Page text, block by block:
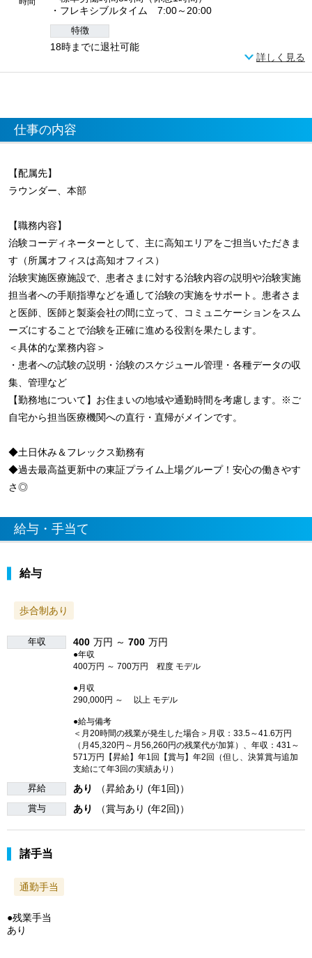
・フレキシブルタイム 7:00～20:00
特徴
18時までに退社可能
詳しく見る
仕事の内容
【配属先】
ラウンダー、本部
【職務内容】
治験コーディネーターとして、主に高知エリアをご担当いただきま
す（所属オフィスは高知オフィス）
治験実施医療施設で、患者さまに対する治験内容の説明や治験実施
担当者への手順指導などを通して治験の実施をサポート。患者さま
と医師、医師と製薬会社の間に立って、コミュニケーションをスム
ーズにすることで治験を正確に進める役割を果たします。
＜具体的な業務内容＞
・患者への試験の説明・治験のスケジュール管理・各種データの収
集、管理など
【勤務地について】お住まいの地域や通勤時間を考慮します。※ご
自宅から担当医療機関への直行・直帰がメインです。
◆土日休み＆フレックス勤務有
◆過去最高益更新中の東証プライム上場グループ！安心の働きやす
さ◎
給与・手当て
給与
歩合制あり
年収 400 万円 ～ 700 万円
●年収
400万円 ～ 700万円 程度 モデル
●月収
290,000円 ～ 以上 モデル
●給与備考
＜月20時間の残業が発生した場合＞月収：33.5～41.6万円
（月45,320円～月56,260円の残業代が加算）、年収：431～
571万円【昇給】年1回【賞与】年2回（但し、決算賞与追加
支給にて年3回の実績あり）
昇給 あり （昇給あり (年1回)）
賞与 あり （賞与あり (年2回)）
諸手当
通勤手当
●残業手当
あり